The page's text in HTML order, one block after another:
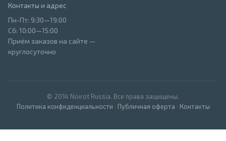
Контакты и адрес
Пн-Пт: 9:30—19:00
Сб: 10:00—15:00
Приём заказов на сайте —
круглосуточно
© 2014 Noirot Russia. Все права защищены.
Политика конфиденциальности · Публичная оферта · Контакты